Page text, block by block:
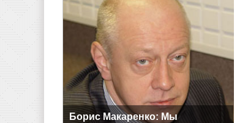
Борис Макаренко: Мы